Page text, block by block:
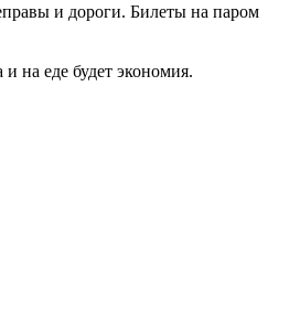
и дороги. Билеты на паром
на еде будет экономия.